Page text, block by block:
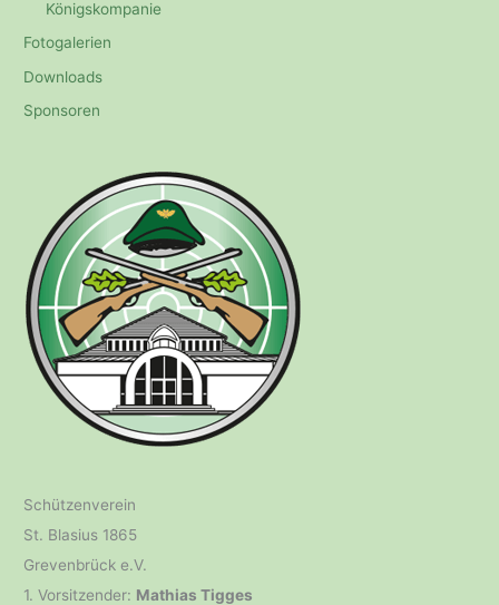
Königskompanie
Fotogalerien
Downloads
Sponsoren
Schützenverein
St. Blasius 1865
Grevenbrück e.V.
1. Vorsitzender: Mathias Tigges